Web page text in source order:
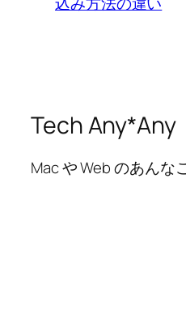
Tech Any*Any
Mac や Web のあんな